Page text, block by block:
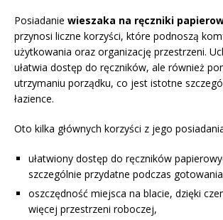
Posiadanie wieszaka na ręczniki
przynosi liczne korzyści, które podnoszą
użytkowania oraz organizację przestrzeni.
ułatwia dostęp do ręczników, ale również
utrzymaniu porządku, co jest istotne
łazience.
Oto kilka głównych korzyści z jego
ułatwiony dostęp do ręczników
szczególnie przydatne podczas
oszczędność miejsca na blacie, dzięki
więcej przestrzeni roboczej,